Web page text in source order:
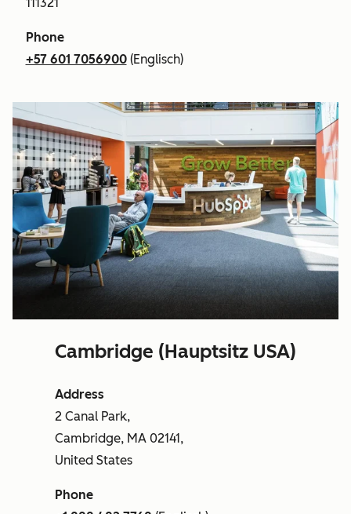
Phone
+57 601 7056900(Englisch)
Cambridge (Hauptsitz USA)
Address
2 Canal Park,
Cambridge, MA 02141,
United States
Phone